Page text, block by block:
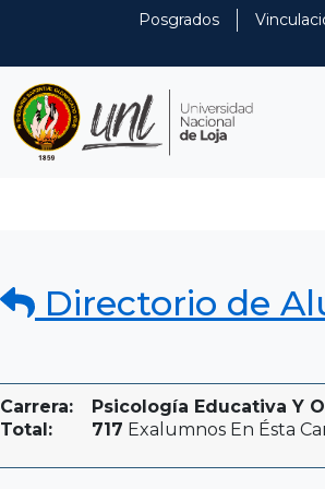
Posgrados
Directorio de
Carrera:
Psicología Educativa Y
Total:
717 Exalumnos En Ésta